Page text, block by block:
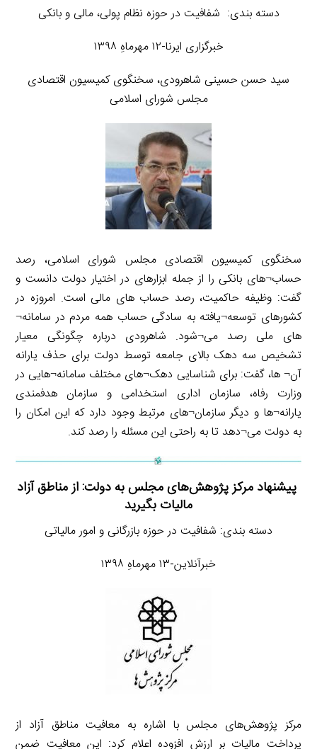
دسته بندی: شفافیت در حوزه نظام پولی، مالی و بانکی
خبرگزاری ایرنا-۱۲ مهرماهِ ۱۳۹۸
سید حسن حسینی شاهرودی، سخنگوی کمیسیون اقتصادی
مجلس شورای اسلامی
سخنگوی کمیسیون اقتصادی مجلس شورای اسلامی، رصد
حساب¬های بانکی را از جمله ابزارهای در اختیار دولت دانست و
گفت: وظیفه حاکمیت، رصد حساب های مالی است. امروزه در
کشورهای توسعه¬یافته به سادگی حساب همه مردم در سامانه¬
های ملی رصد می¬شود. شاهرودی درباره چگونگی معیار
تشخیص سه دهک بالای جامعه توسط دولت برای حذف یارانه
آن¬ ها، گفت: برای شناسایی دهک¬های مختلف سامانه¬هایی در
وزارت رفاه، سازمان اداری استخدامی و سازمان هدفمندی
یارانه¬ها و دیگر سازمان¬های مرتبط وجود دارد که این امکان را
به دولت می¬دهد تا به راحتی این مسئله را رصد کند.
پیشنهاد مرکز پژوهش‌های مجلس به دولت: از مناطق آزاد
مالیات بگیرید
دسته بندی: شفافیت در حوزه بازرگانی و امور مالیاتی
خبرآنلاین-۱۳ مهرماهِ ۱۳۹۸
مرکز پژوهش‌های مجلس با اشاره به معافیت مناطق آزاد از
پرداخت مالیات بر ارزش افزوده اعلام کرد: این معافیت ضمن